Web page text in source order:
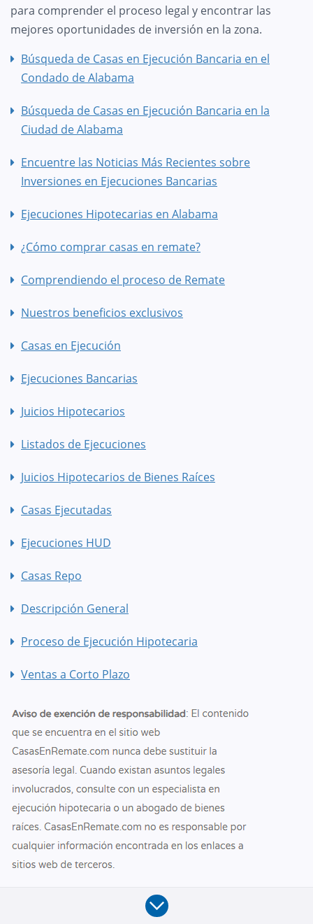
para comprender el proceso legal y encontrar las
mejores oportunidades de inversión en la zona.
Búsqueda de Casas en Ejecución Bancaria en el
Condado de Alabama
Búsqueda de Casas en Ejecución Bancaria en la
Ciudad de Alabama
Encuentre las Noticias Más Recientes sobre
Inversiones en Ejecuciones Bancarias
Ejecuciones Hipotecarias en Alabama
¿Cómo comprar casas en remate?
Comprendiendo el proceso de Remate
Nuestros beneficios exclusivos
Casas en Ejecución
Ejecuciones Bancarias
Juicios Hipotecarios
Listados de Ejecuciones
Juicios Hipotecarios de Bienes Raíces
Casas Ejecutadas
Ejecuciones HUD
Casas Repo
Descripción General
Proceso de Ejecución Hipotecaria
Ventas a Corto Plazo